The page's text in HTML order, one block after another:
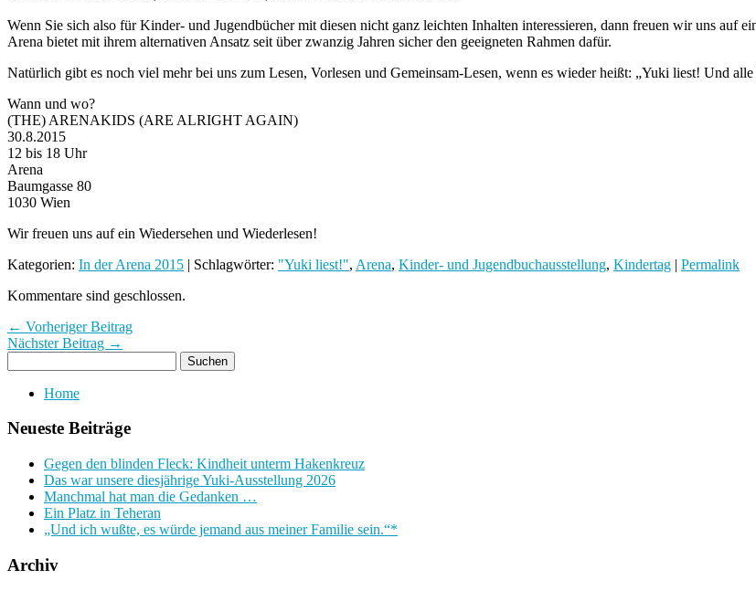
Wenn Sie sich also für Kinder- und Jugendbücher mit diesen nicht ganz leichten Inhalten interessieren, dann freuen wir uns auf
Arena bietet mit ihrem alternativen Ansatz seit über zwanzig Jahren sicher den geeigneten Rahmen dafür.
Natürlich gibt es noch viel mehr bei uns zum Lesen, Vorlesen und Gemeinsam-Lesen, wenn es wieder heißt: „Yuki liest! Und alle
Wann und wo?
(THE) ARENAKIDS (ARE ALRIGHT AGAIN)
30.8.2015
12 bis 18 Uhr
Arena
Baumgasse 80
1030 Wien
Wir freuen uns auf ein Wiedersehen und Wiederlesen!
Kategorien: In der Arena 2015 | Schlagwörter: "Yuki liest!", Arena, Kinder- und Jugendbuchausstellung, Kindertag | Permalink
Kommentare sind geschlossen.
← Vorheriger Beitrag
Nächster Beitrag →
Home
Neueste Beiträge
Gegen den blinden Fleck: Kindheit unterm Hakenkreuz
Das war unsere diesjährige Yuki-Ausstellung 2026
Manchmal hat man die Gedanken …
Ein Platz in Teheran
„Und ich wußte, es würde jemand aus meiner Familie sein.“*
Archiv